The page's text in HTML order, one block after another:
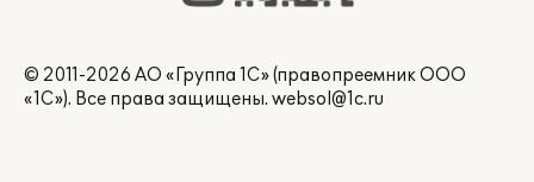
© 2011-2026 АО «Группа 1С» (правопреемник ООО
«1С»). Все права защищены. websol@1c.ru